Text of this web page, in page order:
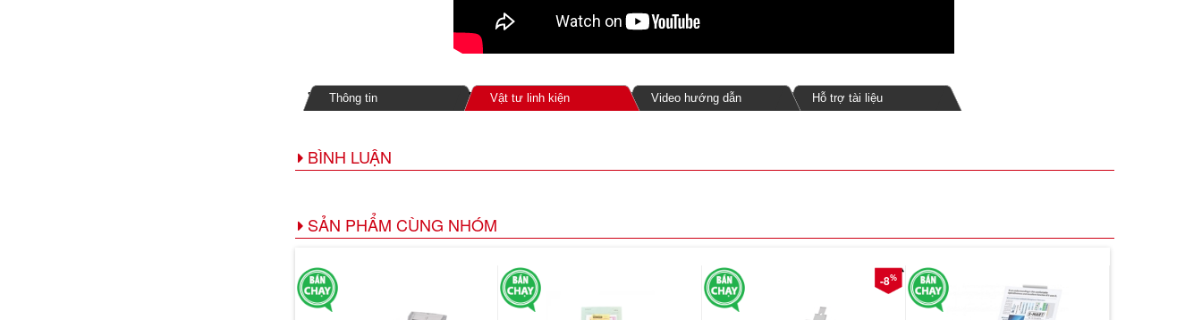
Thông tin Vật tư linh kiện Video hướng dẫn Hỗ trợ tài liệu
BÌNH LUẬN
SẢN PHẨM CÙNG NHÓM
-8%